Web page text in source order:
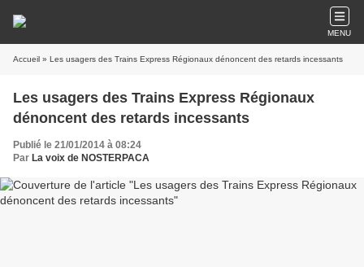
MENU
Accueil » Les usagers des Trains Express Régionaux dénoncent des retards incessants
Les usagers des Trains Express Régionaux
dénoncent des retards incessants
Publié le 21/01/2014 à 08:24
Par La voix de NOSTERPACA